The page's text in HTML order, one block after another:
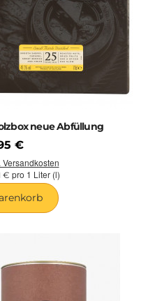
neue Abfüllung
€
Versandkosten
€ pro 1 Liter (l)